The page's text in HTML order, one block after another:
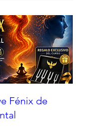
Fénix de